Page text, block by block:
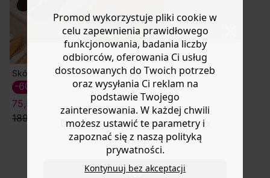
Do you want to be redirected to
www.promod.com ?
YES
Skórzane sandały
75,50 ZŁ
189,90 zł
-60%
Skórzana torebka
199,50 ZŁ
399,90 zł
-50%
Promod wykorzystuje pliki cookie w
celu zapewnienia prawidłowego
funkcjonowania, badania liczby
odbiorców, oferowania Ci usług
dostosowanych do Twoich potrzeb
oraz wysyłania Ci reklam na
podstawie Twojego
zainteresowania. W każdej chwili
możesz ustawić te parametry i
zapoznać się z naszą polityką
prywatności.
Kontynuuj bez akceptacji